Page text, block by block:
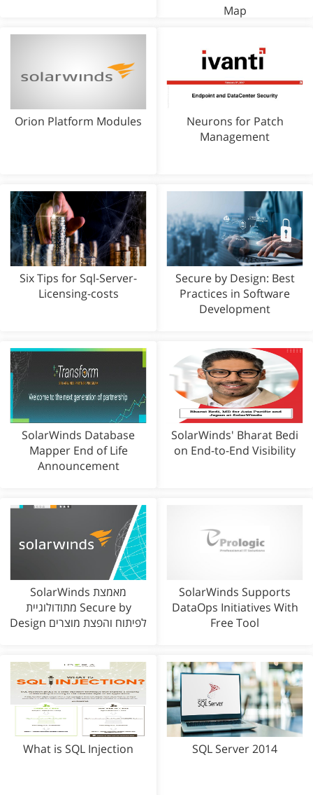
Map
Neurons for Patch
Management
Orion Platform Modules
Secure by Design: Best
Practices in Software
Development
Six Tips for Sql-Server-
Licensing-costs
SolarWinds' Bharat Bedi
on End-to-End Visibility
SolarWinds Database
Mapper End of Life
Announcement
SolarWinds Supports
DataOps Initiatives With
Free Tool
SolarWinds מאמצת
מתודולוגיית Secure by
Design לפיתוח והפצת מוצרים
SQL Server 2014
What is SQL Injection